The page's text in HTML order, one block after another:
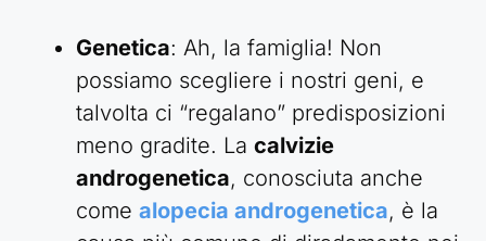
Genetica: Ah, la famiglia! Non
possiamo scegliere i nostri geni, e
talvolta ci “regalano” predisposizioni
meno gradite. La calvizie
androgenetica, conosciuta anche
come alopecia androgenetica, è la